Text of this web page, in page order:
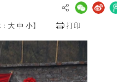
大 中 小】